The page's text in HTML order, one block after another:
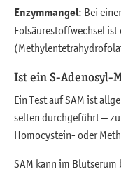
Enzymmangel: Bei
Folsäurestoffwechsel
Ist ein S-Adenosyl-
Ein Test auf SAM ist
selten durchgeführt –
Homocystein- oder
SAM kann im Blutserum